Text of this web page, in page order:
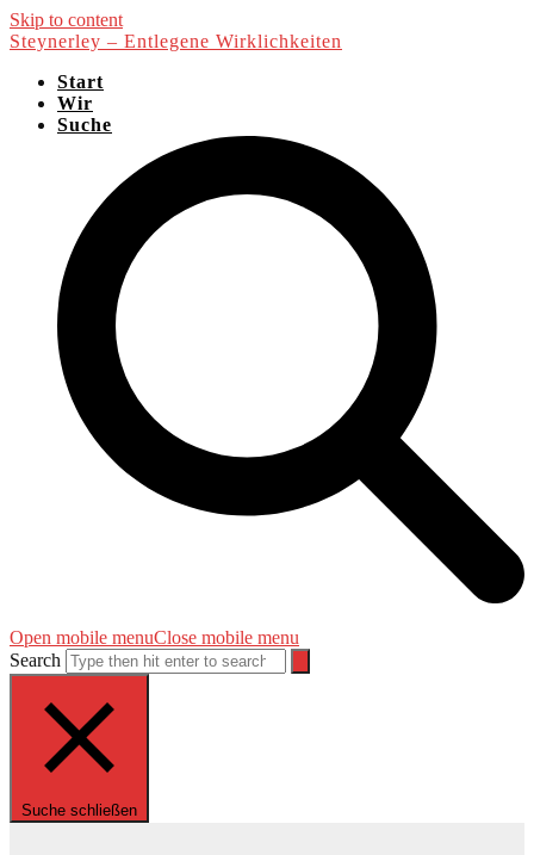
Skip to content
Steynerley – Entlegene Wirklichkeiten
Start
Wir
Suche
Open mobile menuClose mobile menu
Search
Suche schließen